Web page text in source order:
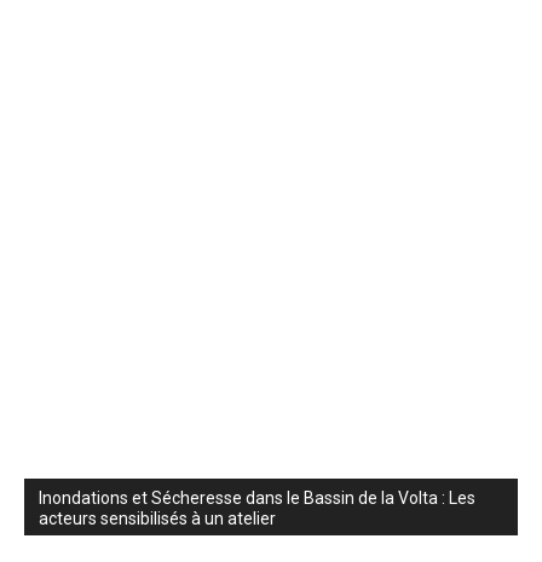
Inondations et Sécheresse dans le Bassin de la Volta : Les
acteurs sensibilisés à un atelier